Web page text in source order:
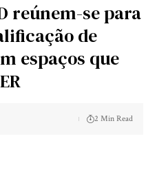
reúnem-se para
de
espaços que
2 Min Read